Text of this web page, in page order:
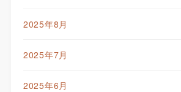
2025年8月
2025年7月
2025年6月